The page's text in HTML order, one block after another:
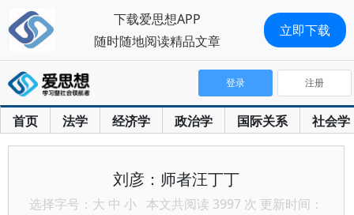
首页 法学 经济学 政治学 国际关系 社会学
登录 注册
刘彦：师者汪丁丁
选择字号： 大 中 小 本文共阅读 3997 次 更新时间：
下载爱思想APP
随时随地阅读精品文章
立即下载